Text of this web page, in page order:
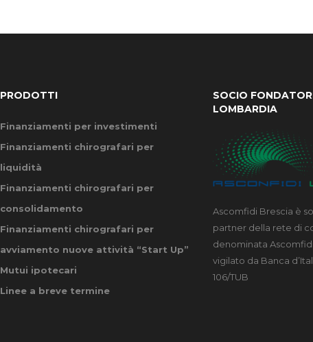
PRODOTTI
Finanziamenti per investimenti
Finanziamenti chirografari per
liquidità
Finanziamenti chirografari per
consolidamento
Finanziamenti chirografari per
avviamento nuove attività “Start Up”
Mutui ipotecari
Linee a breve termine
SOCIO
LOMBARDIA
Ascomfidi Brescia è
partner della rete di
denominata
vigilato da Banca
106/TUB